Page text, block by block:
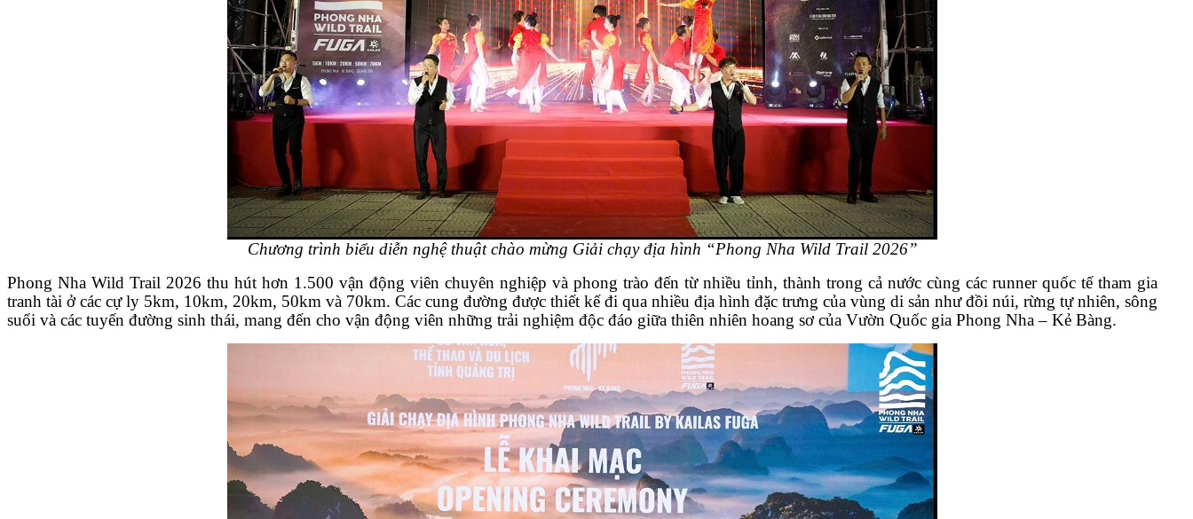
Chương trình biểu diễn nghệ thuật chào mừng Giải chạy địa hình “Phong Nha Wild Trail 2026”
Phong Nha Wild Trail 2026 thu hút hơn 1.500 vận động viên chuyên nghiệp và phong trào đến từ nhiều tỉnh, thành trong cả nước cùng các runner quốc tế tham gia
tranh tài ở các cự ly 5km, 10km, 20km, 50km và 70km. Các cung đường được thiết kế đi qua nhiều địa hình đặc trưng của vùng di sản như đồi núi, rừng tự nhiên, sông
suối và các tuyến đường sinh thái, mang đến cho vận động viên những trải nghiệm độc đáo giữa thiên nhiên hoang sơ của Vườn Quốc gia Phong Nha – Kẻ Bàng.